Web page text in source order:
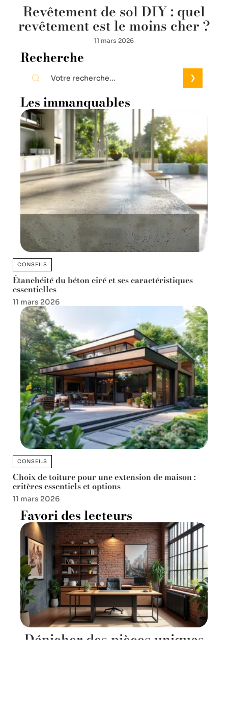
Revêtement de sol DIY : quel
revêtement est le moins cher ?
11 mars 2026
Recherche
Les immanquables
CONSEILS
Étanchéité du béton ciré et ses caractéristiques
essentielles
11 mars 2026
CONSEILS
Choix de toiture pour une extension de maison :
critères essentiels et options
11 mars 2026
Favori des lecteurs
Dénicher des pièces uniques